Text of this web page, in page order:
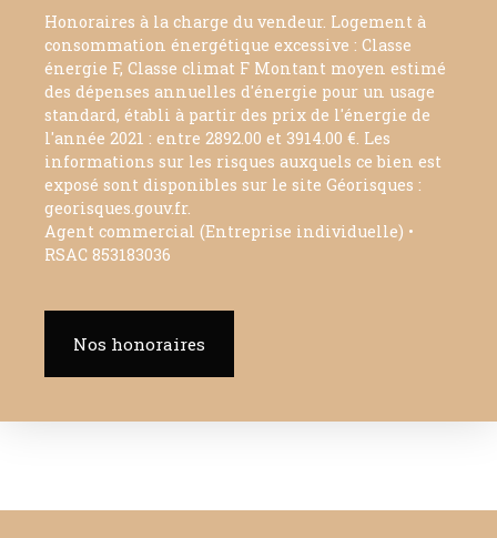
Honoraires à la charge du vendeur. Logement à
consommation énergétique excessive : Classe
énergie F, Classe climat F Montant moyen estimé
des dépenses annuelles d'énergie pour un usage
standard, établi à partir des prix de l'énergie de
l'année 2021 : entre 2892.00 et 3914.00 €. Les
informations sur les risques auxquels ce bien est
exposé sont disponibles sur le site Géorisques :
georisques.gouv.fr.
Agent commercial (Entreprise individuelle) •
RSAC 853183036
Nos honoraires